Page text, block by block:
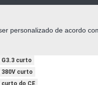
personalizado de acordo
curto
curto
do CE